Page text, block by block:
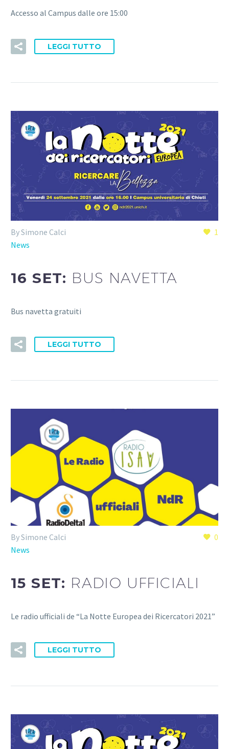
Accesso al Campus dalle ore 15:00
LEGGI TUTTO
1
By Simone Calci
News
16 SET: BUS NAVETTA
Bus navetta gratuiti
LEGGI TUTTO
0
By Simone Calci
News
15 SET: RADIO UFFICIALI
Le radio ufficiali de “La Notte Europea dei Ricercatori 2021”
LEGGI TUTTO